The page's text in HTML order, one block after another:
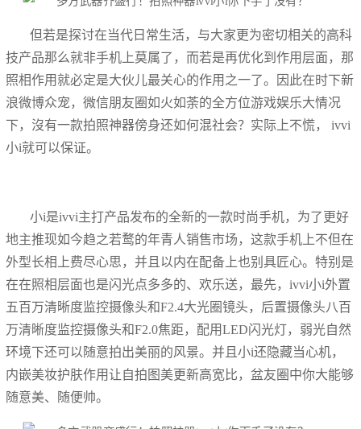
但若是探讨在当代日常生活，与大家更为密切相关的高科
技产品那么就非手机上莫属了，而若是再优化到作用层面，那
照相作用就必定是大伙儿最关心的作用之一了。因此在时下新
浪微博众宠，微信朋友圈如火如荼的全方位游戏娱乐大情况
下，沒有一款拍照神器傍身还如何混社会？实际上不慌， ivvi
小i就可以保证。
小i是ivvi主打产品发布的全新的一款时尚手机，为了更好
地主推现如今趋之若鹜的年青人销售市场，这款手机上不但在
外型长相上费尽心思，并且以内在配备上也别具匠心。特别是
在在照相层面也是闪光点多多的、欢乐送，最先，ivvi小i外置
五百万清晰度监控摄像头和F2.4大光圈镜头，后置摄像头八百
万清晰度监控摄像头和F2.0焦距，配用LED闪光灯，弱光自然
环境下还可以随意拍出美丽的风景。并且小i还隐藏当心机，
内嵌美妆护肤作用让自拍图美更新高宽比，盆友圈中你大能够
随意美、随便帅。